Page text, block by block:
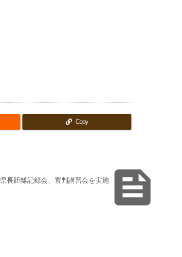
Copy

県長距離記録会、審判講習会を実施